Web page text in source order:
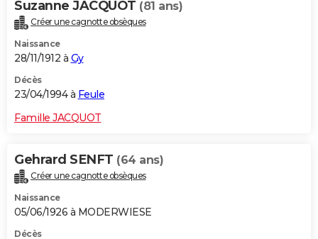
Suzanne JACQUOT (81 ans)
Créer une cagnotte obsèques
Naissance
28/11/1912 à Gy
Décès
23/04/1994 à Feule
Famille JACQUOT
Gehrard SENFT (64 ans)
Créer une cagnotte obsèques
Naissance
05/06/1926 à MODERWIESE
Décès